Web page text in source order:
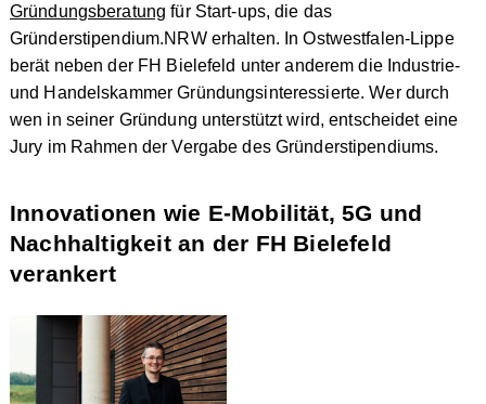
Gründungsberatung für Start-ups, die das
Gründerstipendium.NRW erhalten. In Ostwestfalen-Lippe
berät neben der FH Bielefeld unter anderem die Industrie-
und Handelskammer Gründungsinteressierte. Wer durch
wen in seiner Gründung unterstützt wird, entscheidet eine
Jury im Rahmen der Vergabe des Gründerstipendiums.
Innovationen wie E-Mobilität, 5G und
Nachhaltigkeit an der FH Bielefeld
verankert